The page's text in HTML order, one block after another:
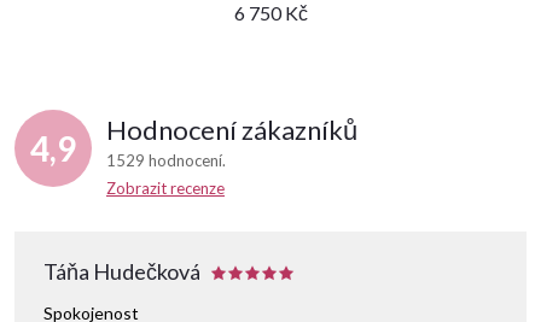
6 750 Kč
4,9 Hodnocení zákazníků
1529 hodnocení
Zobrazit recenze
Táňa Hudečková
Spokojenost